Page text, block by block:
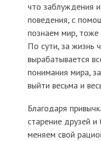
что заблуждения
поведения, с
познаем мир, тоже
По сути, за жизнь
вырабатывается
понимания мира,
выйти весьма и
Благодаря
старение друзей
меняем свой